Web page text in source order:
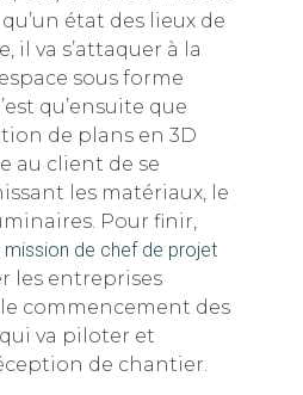
état des lieux de
il va s’attaquer à la
sous forme
qu’ensuite que
de plans en 3D
au client de se
les matériaux, le
Pour finir,
mission de chef de projet
les entreprises
commencement des
qui va piloter et
de chantier.